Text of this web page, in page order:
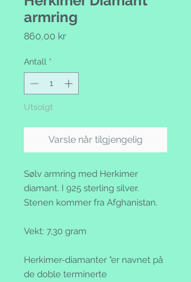
armring
860,00 krPris
Antall *
Utsolgt
Varsle når tilgjengelig
Sølv armring med Herkimer
diamant. I 925 sterling silver.
Stenen kommer fra Afghanistan.
Vekt: 7,30 gram
Herkimer-diamanter "er navnet på
de doble terminerte